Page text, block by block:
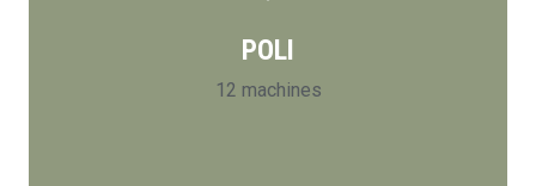
POLI
12 machines